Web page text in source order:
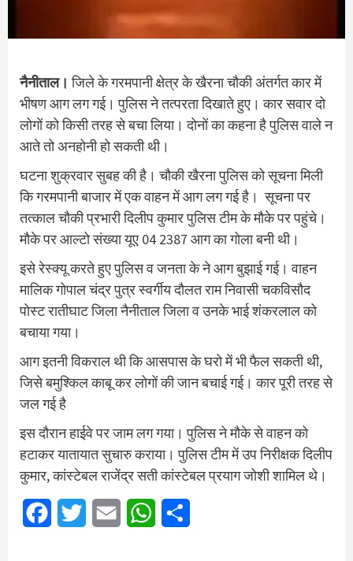
नैनीताल। जिले के गरमपानी क्षेत्र के खैरना चौकी अंतर्गत कार में
भीषण आग लग गई। पुलिस ने तत्परता दिखाते हुए। कार सवार दो
लोगों को किसी तरह से बचा लिया। दाेनों का कहना है पुलिस वाले न
आते तो अनहोनी हो सकती थी।
घटना शुक्रवार सुबह की है। चौकी खैरना पुलिस को सूचना मिली
कि गरमपानी बाजार में एक वाहन में आग लग गई है। सूचना पर
तत्काल चौकी प्रभारी दिलीप कुमार पुलिस टीम के मौके पर पहुंचे।
मौके पर आल्टो संख्या यूए 04 2387 आग का गोला बनी थी।
इसे रेस्क्यू करते हुए पुलिस व जनता के ने आग बुझाई गई। वाहन
मालिक गोपाल चंद्र पुत्र स्वर्गीय दौलत राम निवासी चकविसौद
पोस्ट रातीघाट जिला नैनीताल जिला व उनके भाई शंकरलाल को
बचाया गया।
आग इतनी विकराल थी कि आसपास के घरो में भी फैल सकती थी,
जिसे बमुश्किल काबू कर लोगों की जान बचाई गई। कार पूरी तरह से
जल गई है
इस दौरान हाईवे पर जाम लग गया। पुलिस ने मौके से वाहन को
हटाकर यातायात सुचारु कराया। पुलिस टीम में उप निरीक्षक दिलीप
कुमार, कांस्टेबल राजेंद्र सती कांस्टेबल प्रयाग जोशी शामिल थे।
FacebookTwitter Email WhatsApp